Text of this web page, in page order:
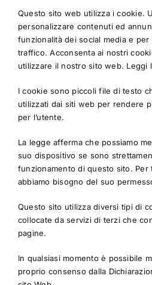
Questo sito web utilizza i cookie.
personalizzare contenuti ed
funzionalità dei social media e
traffico. Acconsenta ai nostri
utilizzare il nostro sito web. Leggi
I cookie sono piccoli file di testo
utilizzati dai siti web per rendere
per l’utente.
La legge afferma che possiamo
suo dispositivo se sono
funzionamento di questo sito.
abbiamo bisogno del suo
Questo sito utilizza diversi tipi di
collocate da servizi di terzi che
pagine.
In qualsiasi momento è possibile
proprio consenso dalla